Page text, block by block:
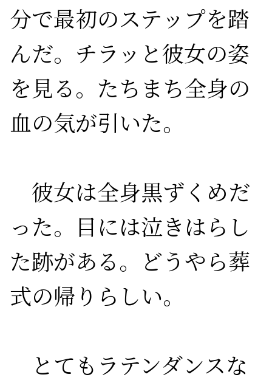
分で最初のステップを踏
んだ。チラッと彼女の姿
を見る。たちまち全身の
血の気が引いた。
彼女は全身黒ずくめだ
った。目には泣きはらし
た跡がある。どうやら葬
式の帰りらしい。
とてもラテンダンスな